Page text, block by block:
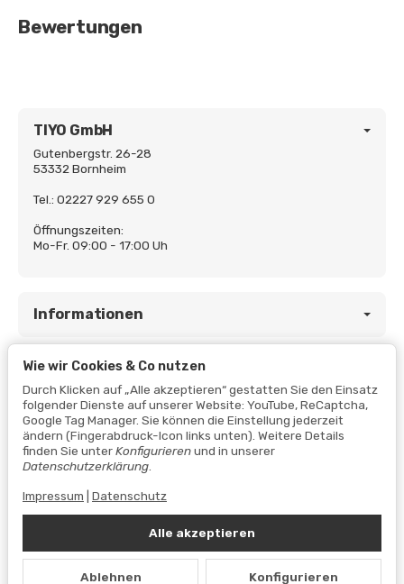
Bewertungen
TIYO GmbH
Gutenbergstr. 26-28
53332 Bornheim
Tel.: 02227 929 655 0
Öffnungszeiten:
Mo-Fr. 09:00 - 17:00 Uh
Informationen
Gesetzliche Informationen
Vertrag widerrufen
Alle akzeptieren
Ablehnen Konfigurieren
Wie wir Cookies & Co nutzen
Durch Klicken auf „Alle akzeptieren“ gestatten Sie den Einsatz
folgender Dienste auf unserer Website: YouTube, ReCaptcha,
Google Tag Manager. Sie können die Einstellung jederzeit
ändern (Fingerabdruck-Icon links unten). Weitere Details
finden Sie unterKonfigurierenund in unserer
Datenschutzerklärung.
Impressum Datenschutz